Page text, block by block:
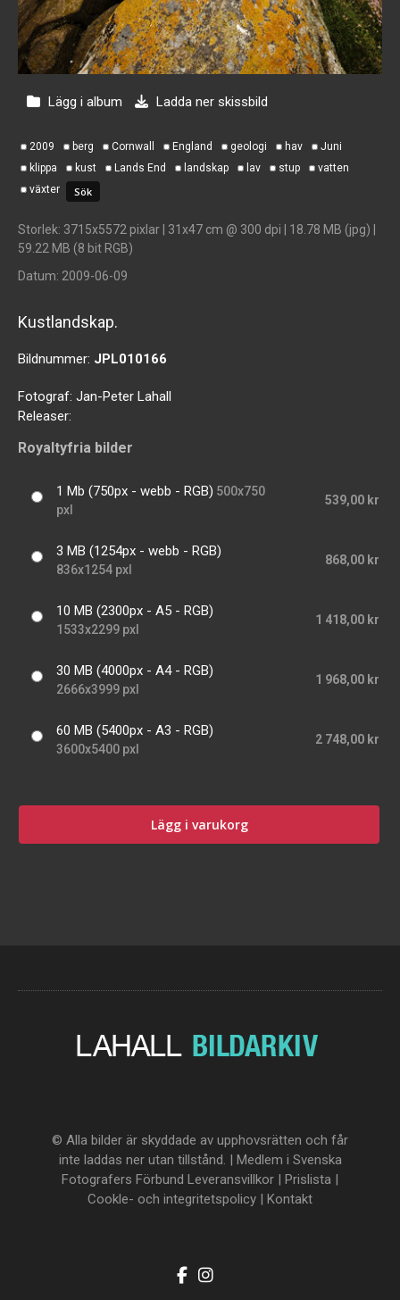
Lägg i album Ladda ner skissbild
2009 berg Cornwall England geologi hav
Juni
klippa
kust Lands End landskap lav stup
vatten
växter
Storlek: 3715x5572 pixlar | 31x47 cm @ 300 dpi | 18.78 MB (jpg) |
59.22 MB (8 bit RGB)
Datum: 2009-06-09
Kustlandskap.
Bildnummer: JPL010166
Fotograf: Jan-Peter Lahall
Releaser:
Royaltyfria bilder
1 Mb (750px - webb - RGB) 500x750
pxl
539,00 kr
3 MB (1254px - webb - RGB)
836x1254 pxl
868,00 kr
10 MB (2300px - A5 - RGB)
1533x2299 pxl
1 418,00 kr
30 MB (4000px - A4 - RGB)
2666x3999 pxl
1 968,00 kr
60 MB (5400px - A3 - RGB)
3600x5400 pxl
2 748,00 kr
Lägg i varukorg
© Alla bilder är skyddade av upphovsrätten och får
inte laddas ner utan tillstånd. | Medlem i Svenska
Fotografers Förbund Leveransvillkor | Prislista |
Cookle- och integritetspolicy | Kontakt